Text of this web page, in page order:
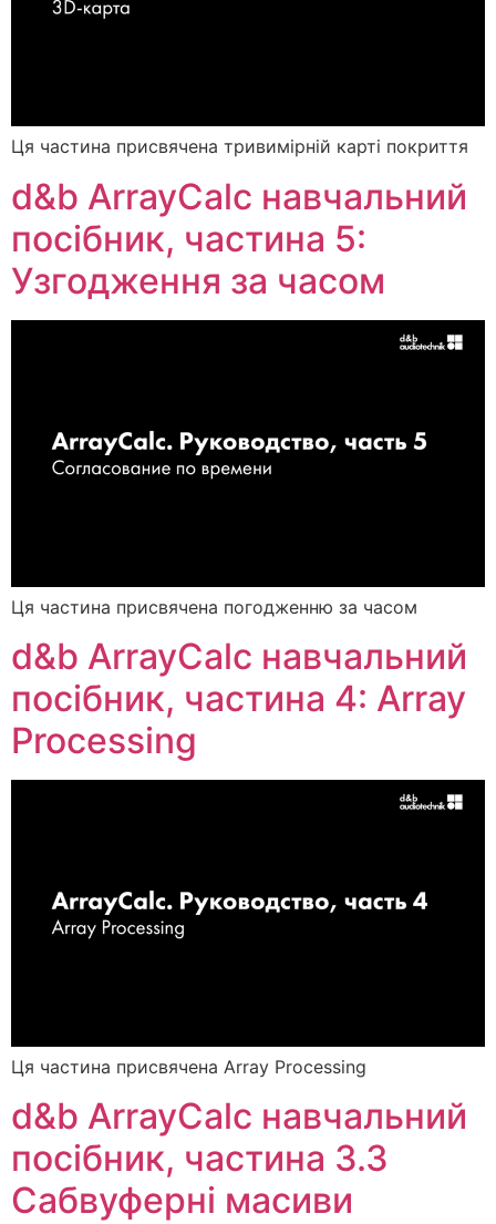
Ця частина присвячена тривимірній карті покриття
d&b ArrayCalc навчальний
посібник, частина 5:
Узгодження за часом
Ця частина присвячена погодженню за часом
d&b ArrayCalc навчальний
посібник, частина 4: Array
Processing
Ця частина присвячена Array Processing
d&b ArrayCalc навчальний
посібник, частина 3.3
Сабвуферні масиви